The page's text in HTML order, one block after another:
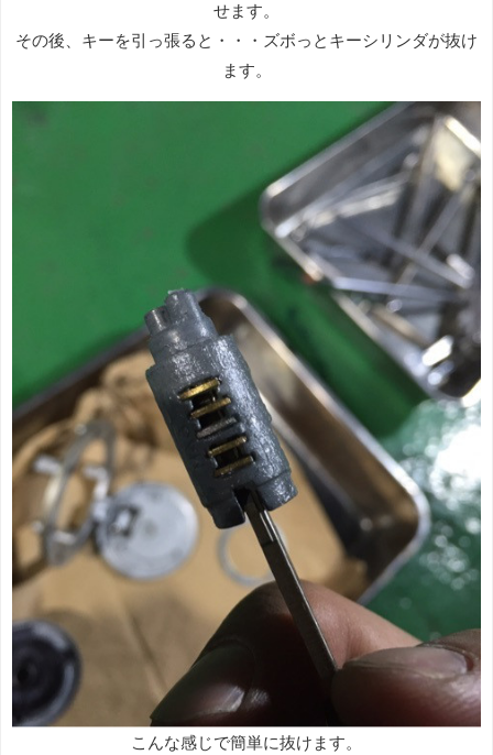
せます。
その後、キーを引っ張ると・・・ズボっとキーシリンダが抜け
ます。
こんな感じで簡単に抜けます。